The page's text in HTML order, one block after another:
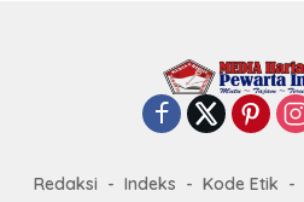
Redaksi Indeks Kode Etik